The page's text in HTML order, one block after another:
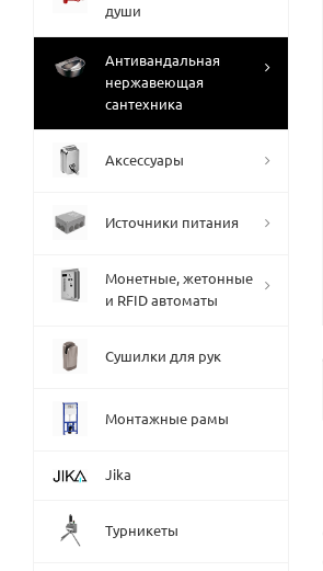
души
Антивандальная
нержавеющая
сантехника
Аксессуары
Источники питания
Монетные, жетонные
и RFID автоматы
Сушилки для рук
Монтажные рамы
Jika
Турникеты